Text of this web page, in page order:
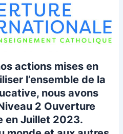
actions mises en
l’ensemble de la
nous avons
2 Ouverture
en Juillet 2023.